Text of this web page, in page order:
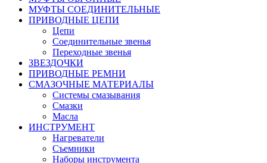
МУФТЫ СОЕДИНИТЕЛЬНЫЕ
ПРИВОДНЫЕ ЦЕПИ
Цепи
Соединительные звенья
Переходные звенья
ЗВЕЗДОЧКИ
ПРИВОДНЫЕ РЕМНИ
СМАЗОЧНЫЕ МАТЕРИАЛЫ
Системы смазывания
Смазки
Масла
ИНСТРУМЕНТ
Нагреватели
Съемники
Наборы инструмента